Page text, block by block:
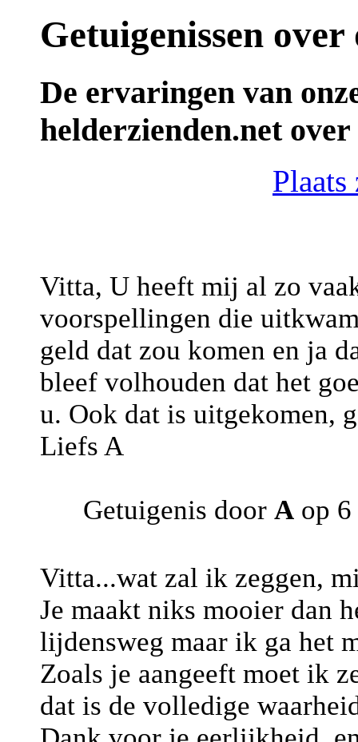
Getuigenissen
De ervaringen van
helderzienden.net
Vitta, U heeft mij al zo
voorspellingen die
geld dat zou komen en ja
bleef volhouden dat het
u. Ook dat is uitgekomen,
Liefs A
Getuigenis door A op 6
Vitta...wat zal ik zeggen,
Je maakt niks mooier dan
lijdensweg maar ik ga het
Zoals je aangeeft moet ik
dat is de volledige